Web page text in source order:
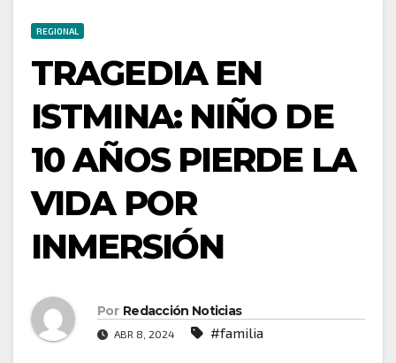
REGIONAL
TRAGEDIA EN
ISTMINA: NIÑO DE
10 AÑOS PIERDE LA
VIDA POR
INMERSIÓN
Por Redacción Noticias
ABR 8, 2024 #familia